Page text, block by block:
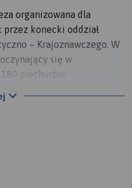
organizowana dla
konecki oddział
– Krajoznawczego. W
się w
piechurów.
parku, przed siedzibą
położona wśród